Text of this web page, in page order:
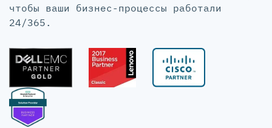
чтобы ваши бизнес-процессы работали
24/365.